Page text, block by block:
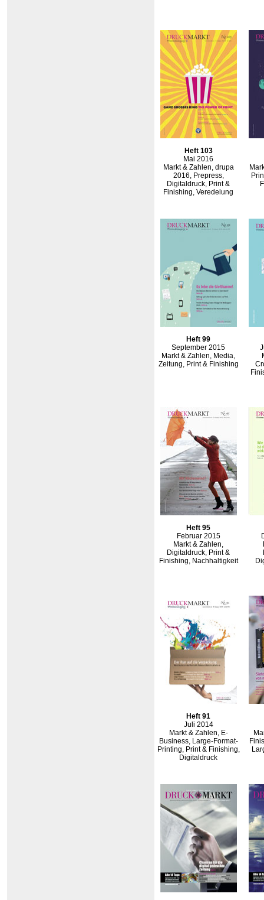
Heft 103
Mai 2016
Markt & Zahlen, drupa
2016, Prepress,
Digitaldruck, Print &
Finishing, Veredelung
Heft 99
September 2015
Markt & Zahlen, Media,
Zeitung, Print & Finishing
Heft 95
Februar 2015
Markt & Zahlen,
Digitaldruck, Print &
Finishing, Nachhaltigkeit
Heft 91
Juli 2014
Markt & Zahlen, E-
Business, Large-Format-
Printing, Print & Finishing,
Digitaldruck